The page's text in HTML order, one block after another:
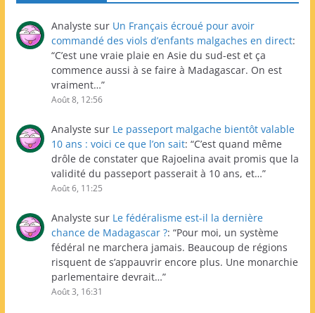
Analyste sur Un Français écroué pour avoir
commandé des viols d’enfants malgaches en direct:
“C’est une vraie plaie en Asie du sud-est et ça
commence aussi à se faire à Madagascar. On est
vraiment…”
Août 8, 12:56
Analyste sur Le passeport malgache bientôt valable
10 ans : voici ce que l’on sait: “C’est quand même
drôle de constater que Rajoelina avait promis que la
validité du passeport passerait à 10 ans, et…”
Août 6, 11:25
Analyste sur Le fédéralisme est-il la dernière
chance de Madagascar ?: “Pour moi, un système
fédéral ne marchera jamais. Beaucoup de régions
risquent de s’appauvrir encore plus. Une monarchie
parlementaire devrait…”
Août 3, 16:31